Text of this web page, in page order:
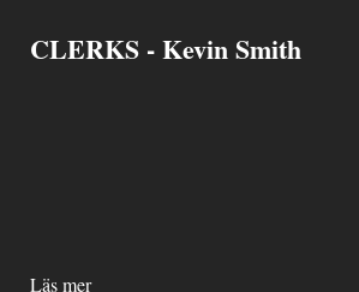
CLERKS - Kevin Smith
Läs mer